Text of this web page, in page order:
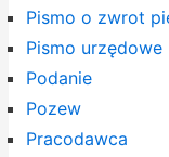
Pismo o zwrot
Pismo urzędowe
Podanie
Pozew
Pracodawca